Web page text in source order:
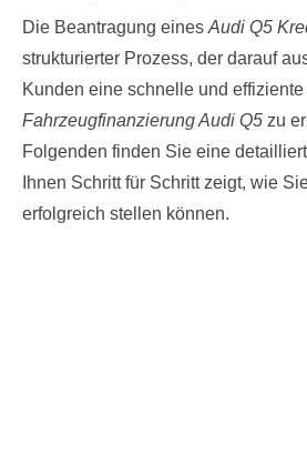
Die Beantragung eines Audi Q5
strukturierter Prozess, der darauf
Kunden eine schnelle und effiziente
Fahrzeugfinanzierung Audi Q5 zu
Folgenden finden Sie eine
Ihnen Schritt für Schritt zeigt, wie
erfolgreich stellen können.